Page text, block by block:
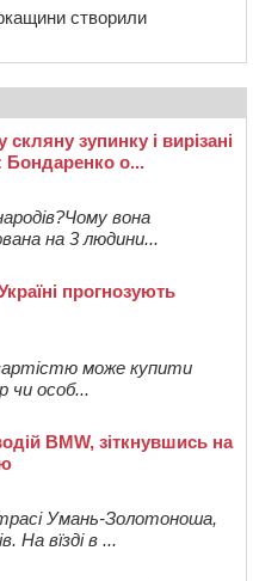
створили
зупинку і вирізані
Бондаренко о...
вона
на 3 людини...
прогнозують
може купити
чи особ...
BMW, зіткнувшись на
Умань-Золотоноша,
На вїзді в ...